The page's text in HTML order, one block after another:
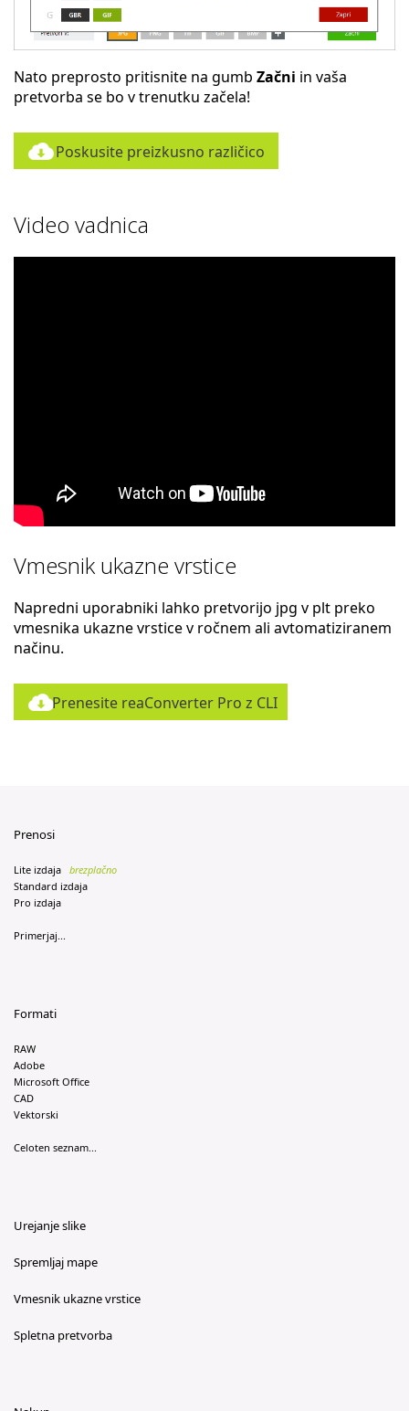
Nato preprosto pritisnite na gumb Začni in vaša
pretvorba se bo v trenutku začela!
Poskusite preizkusno različico
Video vadnica
Vmesnik ukazne vrstice
Napredni uporabniki lahko pretvorijo jpg v plt preko
vmesnika ukazne vrstice v ročnem ali avtomatiziranem
načinu.
Prenesite reaConverter Pro z CLI
Prenosi
Lite izdaja brezplačno
Standard izdaja
Pro izdaja
Primerjaj...
Formati
RAW
Adobe
Microsoft Office
CAD
Vektorski
Celoten seznam...
Urejanje slike
Spremljaj mape
Vmesnik ukazne vrstice
Spletna pretvorba